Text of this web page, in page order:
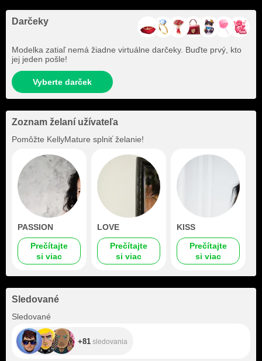
Darčeky
Modelka zatiaľ nemá žiadne virtuálne darčeky. Buďte prvý, kto
jej jeden pošle!
Vyberte darček
Zoznam želaní užívateľa
Pomôžte KellyMature splniť želanie!
PASSION
Prečítajte
si viac
LOVE
Prečítajte
si viac
KISS
Prečítajte
si viac
Sledované
Sledované
+81 sledovania